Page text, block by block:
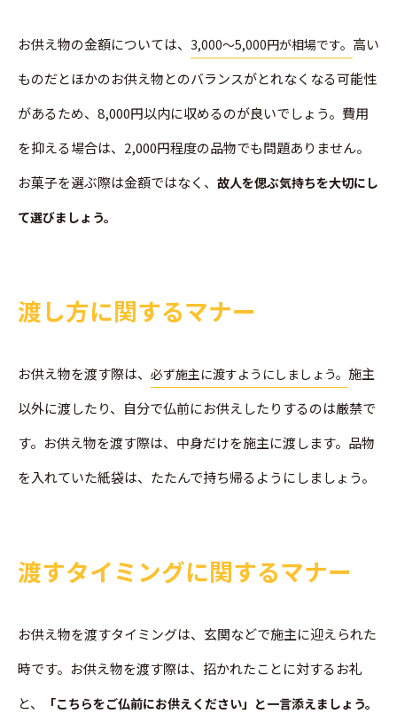
お供え物の金額については、 3,000～5,000円が相場です。 高い
ものだとほかのお供え物とのバランスがとれなくなる可能性
があるため、8,000円以内に収めるのが良いでしょう。費用
を抑える場合は、2,000円程度の品物でも問題ありません。
お菓子を選ぶ際は金額ではなく、 故人を偲ぶ気持ちを大切にし
て選びましょう。
渡し方に関するマナー
お供え物を渡す際は、 必ず施主に渡すようにしましょう。 施主
以外に渡したり、自分で仏前にお供えしたりするのは厳禁で
す。お供え物を渡す際は、中身だけを施主に渡します。品物
を入れていた紙袋は、たたんで持ち帰るようにしましょう。
渡すタイミングに関するマナー
お供え物を渡すタイミングは、玄関などで施主に迎えられた
時です。お供え物を渡す際は、招かれたことに対するお礼
と、
「こちらをご仏前にお供えください」と一言添えましょう。